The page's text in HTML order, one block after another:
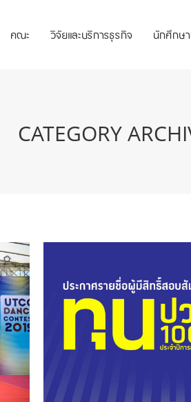
คณะ วิจัยและบริการธุรกิจ นักศึกษ
CATEGORY